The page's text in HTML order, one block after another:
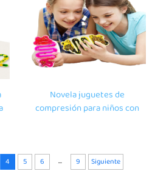
Novela juguetes de
compresión para niños con
juguetes de goma blanda
4 5 6 ... 9 Siguiente